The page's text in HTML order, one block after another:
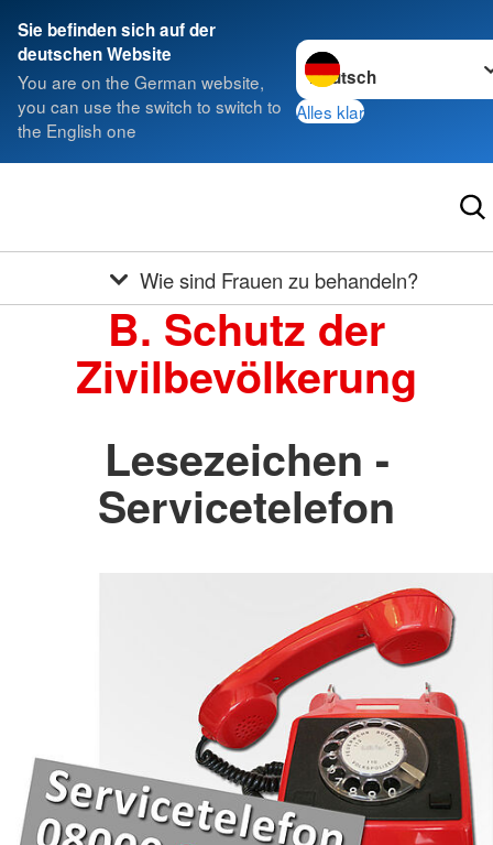
Sie befinden sich auf der
deutschen Website
You are on the German website,
you can use the switch to switch to
the English one
Sprache wechseln zu
Alles klar
Wie sind Frauen zu behandeln?
B. Schutz der
Zivilbevölkerung
Lesezeichen -
Servicetelefon